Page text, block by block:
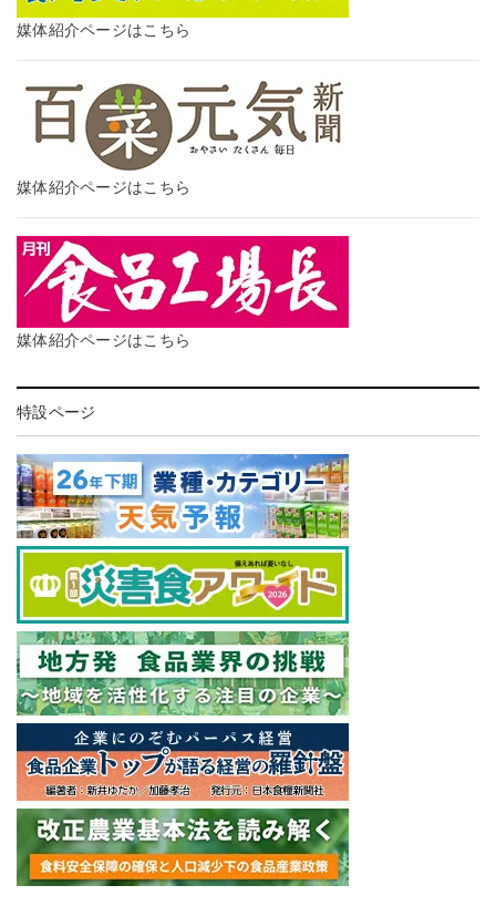
媒体紹介ページはこちら
媒体紹介ページはこちら
媒体紹介ページはこちら
特設ページ